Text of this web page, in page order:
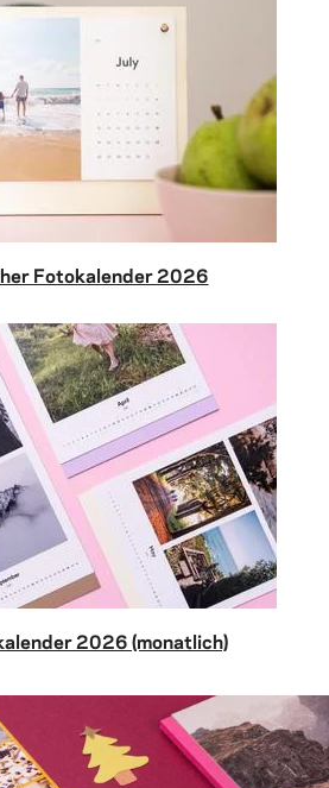
Fotokalender 2026
2026 (monatlich)